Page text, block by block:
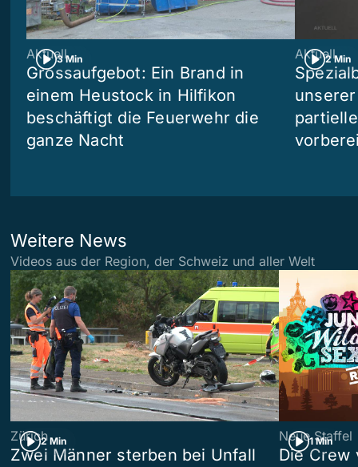
3 Min
Aktuell
Grossaufgebot: Ein Brand in
einem Heustock in Hilfikon
beschäftigt die Feuerwehr die
ganze Nacht
2 Min
Aktuell
Weitere News
Videos aus der Region, der Schweiz und aller Welt
2 Min
Zürich
Zwei Männer sterben bei Unfall
1 Min
Neue Staffel
Die Crew